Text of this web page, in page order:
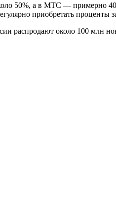
50%, а в МТС — примерно
приобретать проценты
распродают около 100 млн